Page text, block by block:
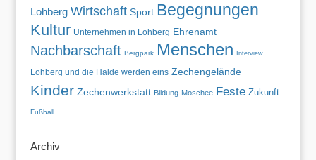
Lohberg Wirtschaft Sport Begegnungen
Kultur Unternehmen in Lohberg Ehrenamt
Nachbarschaft Bergpark Menschen Interview
Lohberg und die Halde werden eins Zechengelände
Kinder Zechenwerkstatt Bildung Moschee Feste Zukunft
Fußball
Archiv